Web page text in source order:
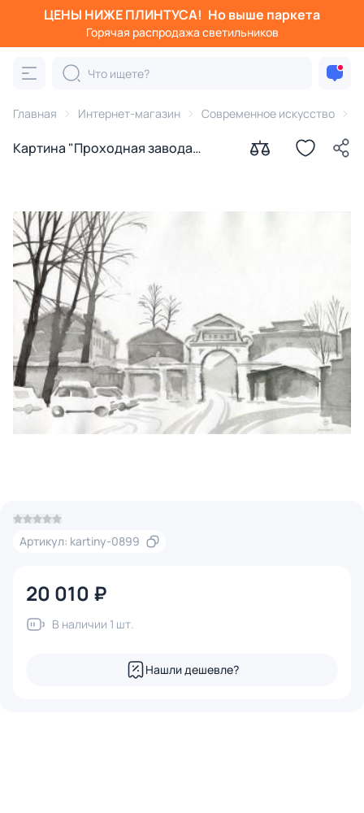
ЦЕНЫ НИЖЕ ПЛИНТУСА! Но выше паркета
Горячая распродажа светильников
Главная Интернет-магазин Современное искусство
Картина "Проходная завода
Артикул: kartiny-0899
20 010 ₽
В наличии 1 шт.
Нашли дешевле?